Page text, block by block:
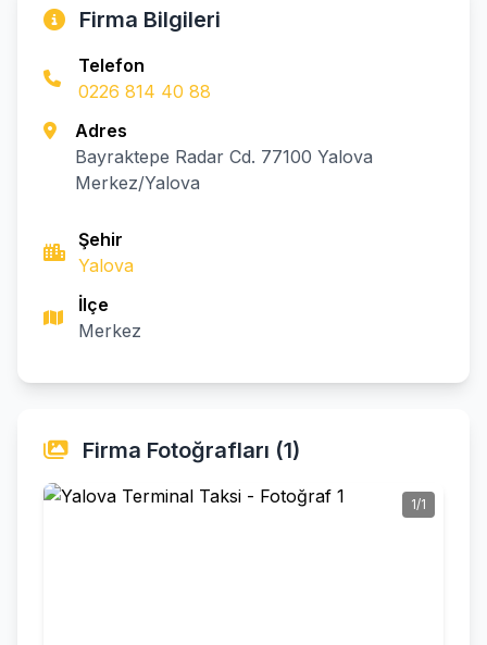
Firma Bilgileri
Telefon
0226 814 40 88
Adres
Bayraktepe Radar Cd. 77100 Yalova
Merkez/Yalova
Şehir
Yalova
İlçe
Merkez
Firma Fotoğrafları (1)
1/1